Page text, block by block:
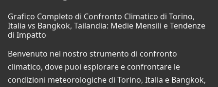
Grafico Completo di Confronto Climatico di Torino,
Italia vs Bangkok, Tailandia: Medie Mensili e Tendenze
di Impatto
Benvenuto nel nostro strumento di confronto
climatico, dove puoi esplorare e confrontare le
condizioni meteorologiche di Torino, Italia e Bangkok,